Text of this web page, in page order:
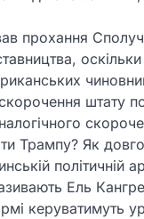
прохання
штату
Трампу? Як довго
Ель